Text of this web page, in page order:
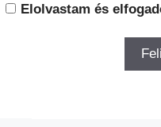
Elolvastam és